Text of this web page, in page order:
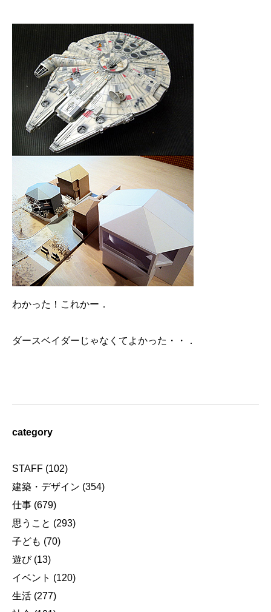
わかった！これかー．
ダースベイダーじゃなくてよかった・・．
category
STAFF (102)
建築・デザイン (354)
仕事 (679)
思うこと (293)
子ども (70)
遊び(13)
イベント (120)
生活 (277)